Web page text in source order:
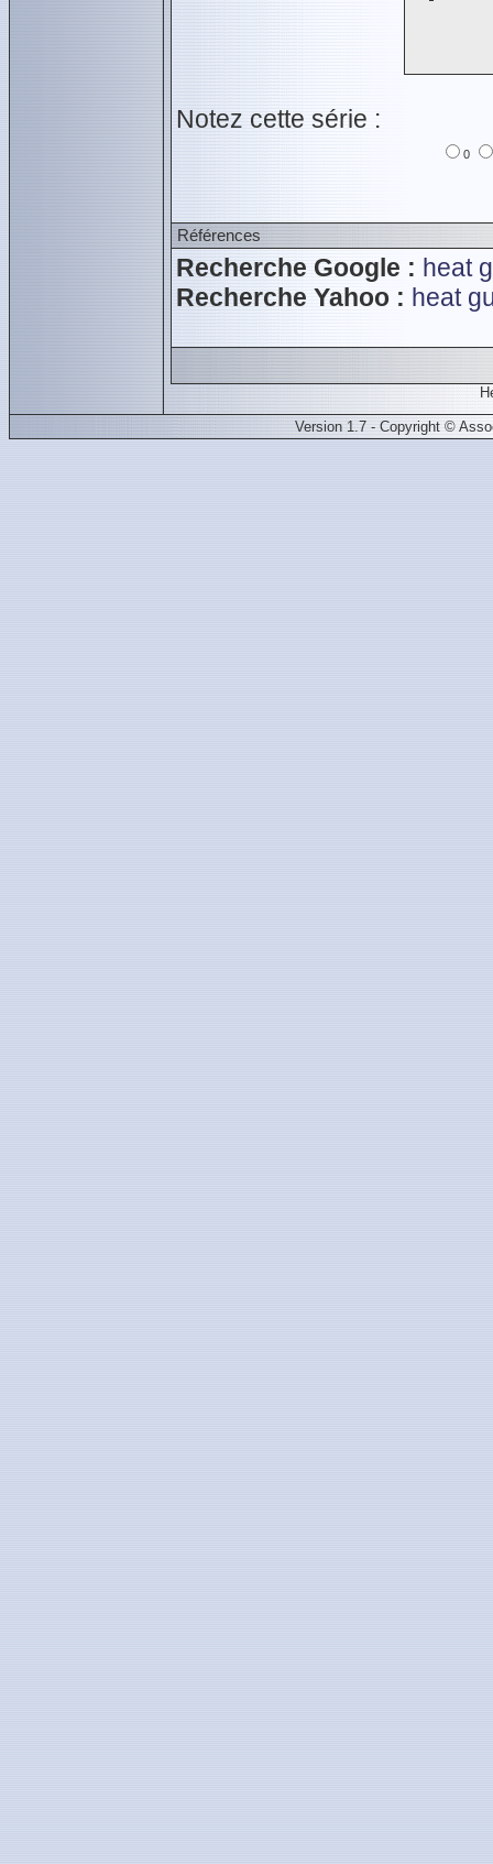
Notez cette série :
0
Références
Recherche Google : heat
Recherche Yahoo : heat
Version 1.7 - Copyright ©